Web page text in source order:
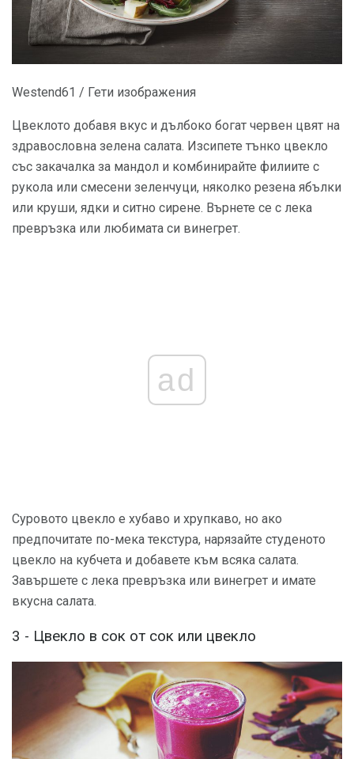
Westend61 / Гети изображения
Цвеклото добавя вкус и дълбоко богат червен цвят на
здравословна зелена салата. Изсипете тънко цвекло
със закачалка за мандол и комбинирайте филиите с
рукола или смесени зеленчуци, няколко резена ябълки
или круши, ядки и ситно сирене. Върнете се с лека
превръзка или любимата си винегрет.
ad
Суровото цвекло е хубаво и хрупкаво, но ако
предпочитате по-мека текстура, нарязайте студеното
цвекло на кубчета и добавете към всяка салата.
Завършете с лека превръзка или винегрет и имате
вкусна салата.
3 - Цвекло в сок от сок или цвекло